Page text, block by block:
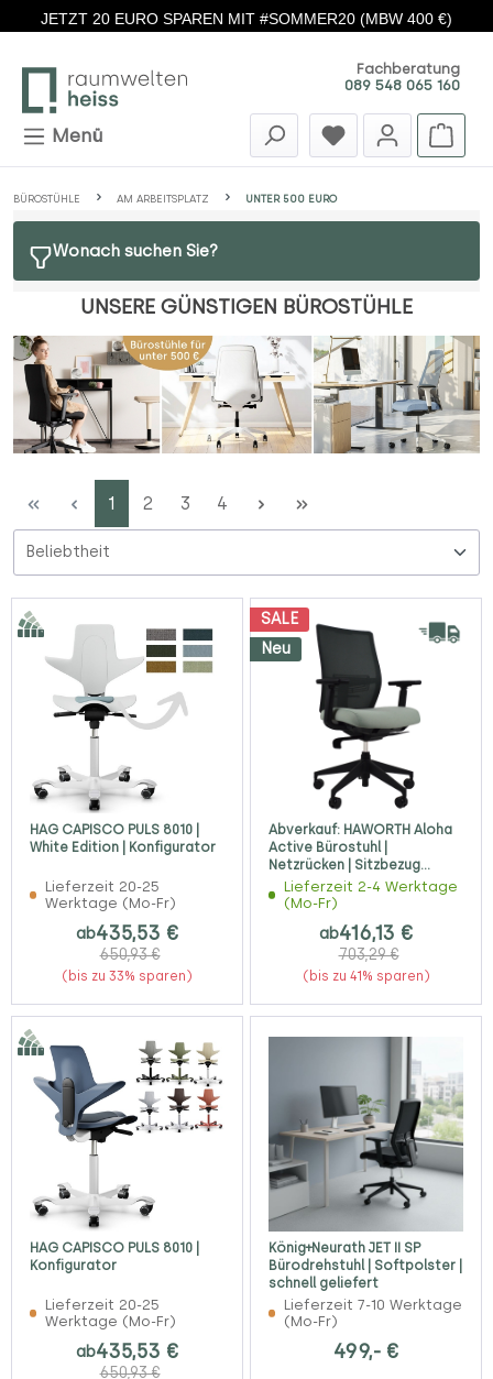
Zum Hauptinhalt springen
JETZT 20 EURO SPAREN MIT #SOMMER20 (MBW 400 €)
Fachberatung
089 548 065 160
Menü
BÜROSTÜHLE AM ARBEITSPLATZ UNTER 500 EURO
Wonach suchen Sie?
UNSERE GÜNSTIGEN BÜROSTÜHLE
Seite
1 Seite
2 Seite
3 Seite
4
HAG CAPISCO PULS 8010 |
White Edition | Konfigurator
Lieferzeit 20-25
Werktage (Mo-Fr)
ab435,53 €
650,93 €
(bis zu 33% sparen)
SALE
Neu
Abverkauf: HAWORTH Aloha
Active Bürostuhl |
Netzrücken | Sitzbezug
blassgrün
Lieferzeit 2-4 Werktage
(Mo-Fr)
ab416,13 €
703,29 €
(bis zu 41% sparen)
HAG CAPISCO PULS 8010 |
Konfigurator
Lieferzeit 20-25
Werktage (Mo-Fr)
ab435,53 €
650,93 €
König+Neurath JET II SP
Bürodrehstuhl | Softpolster |
schnell geliefert
Lieferzeit 7-10 Werktage
(Mo-Fr)
499,- €